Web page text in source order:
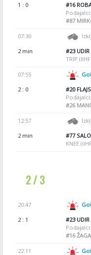
1 : 0
#16
Podajalci:
#87
07:30
2 min
#23UDIR
TRIP
07:55 Gol
2 : 0
#20
Podajalci:
#26
12:57
2 min
#77
KNEE
2 / 3
20:47 Gol
2 : 1
#23UDIR
Podajalci:
#16
22:11 Gol